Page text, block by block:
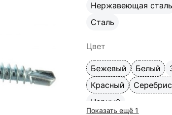
Нержавеющая сталь
Сталь
Цвет
Бежевый Белый
Красный
Черный
Показать ещё 1